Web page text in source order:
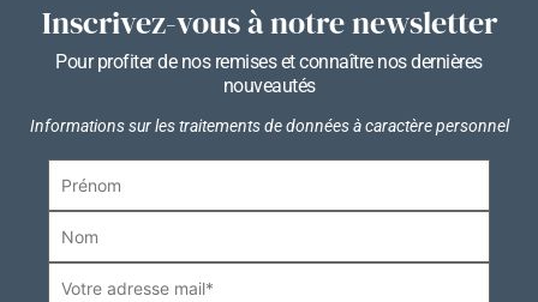
Inscrivez-vous à notre newsletter
Pour profiter de nos remises et connaître nos dernières
nouveautés
Informations sur les traitements de données à caractère personnel